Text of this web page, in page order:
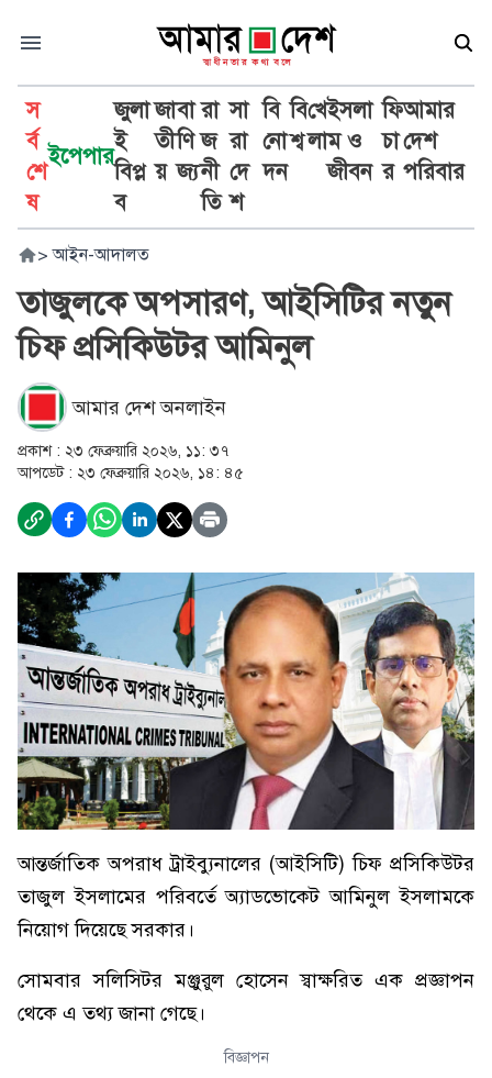
স
র্ব
শে
ষ
ইপেপার
জুলা
ই
বিপ্ল
ব
জা
তী
য়
বা
ণি
জ্য
রা
জ
নী
তি
সা
রা
দে
শ
বি
নো
দন
বি
শ্ব
খে
লা
ইসলা
ম ও
জীবন
ফি
চা
র
আমার
দেশ
পরিবার
> আইন-আদালত
তাজুলকে অপসারণ, আইসিটির নতুন
চিফ প্রসিকিউটর আমিনুল
আমার দেশ অনলাইন
প্রকাশ : ২৩ ফেব্রুয়ারি ২০২৬, ১১: ৩৭
আপডেট : ২৩ ফেব্রুয়ারি ২০২৬, ১৪: ৪৫
আন্তর্জাতিক অপরাধ ট্রাইব্যুনালের (আইসিটি) চিফ প্রসিকিউটর
তাজুল ইসলামের পরিবর্তে অ্যাডভোকেট আমিনুল ইসলামকে
নিয়োগ দিয়েছে সরকার।
সোমবার সলিসিটর মঞ্জুরুল হোসেন স্বাক্ষরিত এক প্রজ্ঞাপন
থেকে এ তথ্য জানা গেছে।
বিজ্ঞাপন